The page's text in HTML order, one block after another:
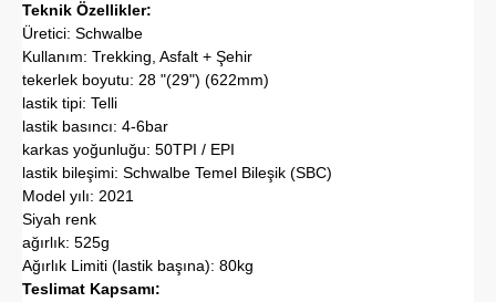
Teknik Özellikler:
Üretici: Schwalbe
Kullanım: Trekking, Asfalt + Şehir
tekerlek boyutu: 28 "(29") (622mm)
lastik tipi: Telli
lastik basıncı: 4-6bar
karkas yoğunluğu: 50TPI / EPI
lastik bileşimi: Schwalbe Temel Bileşik (SBC)
Model yılı: 2021
Siyah renk
ağırlık: 525g
Ağırlık Limiti (lastik başına): 80kg
Teslimat Kapsamı: